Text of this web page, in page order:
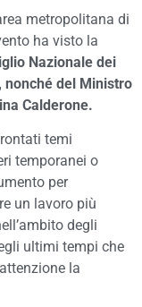
metropolitana di
ha visto la
Nazionale dei
nonché del Ministro
Calderone.
temi
temporanei o
per
un lavoro più
degli
ultimi tempi che
la